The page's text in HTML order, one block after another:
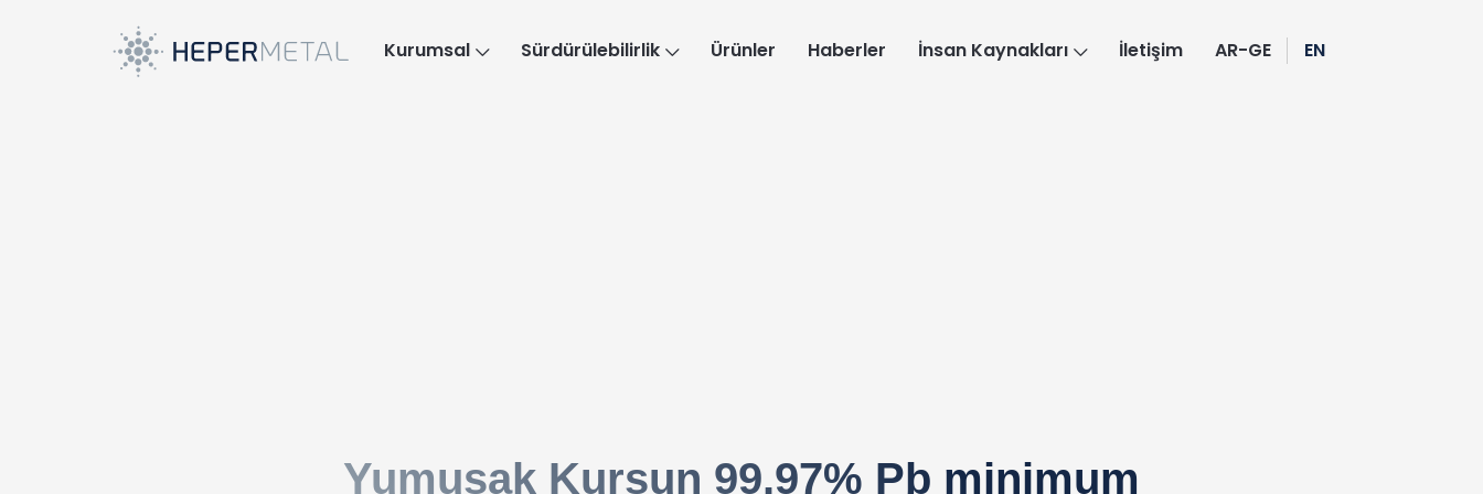
Kurumsal Sürdürülebilirlik Ürünler Haberler İnsan Kaynakları İletişim AR-GE EN
Yumuşak Kurşun 99.97% Pb minimum